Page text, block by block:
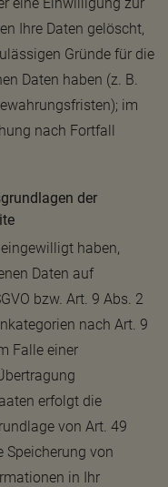
Ihre Daten gelöscht,
Gründe für die
Daten haben (z. B.
im
nach Fortfall
der
haben,
Daten auf
bzw. Art. 9 Abs. 2
nach Art. 9
Falle einer
erfolgt die
von Art. 49
Speicherung von
in Ihr